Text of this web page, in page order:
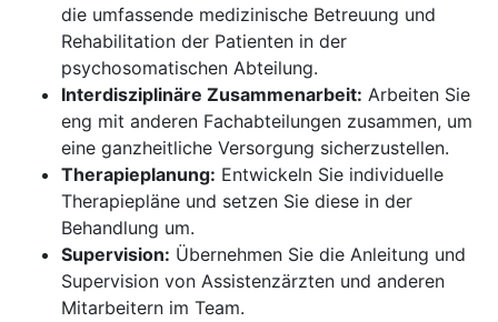
die umfassende medizinische Betreuung und
Rehabilitation der Patienten in der
psychosomatischen Abteilung.
Interdisziplinäre Zusammenarbeit: Arbeiten Sie
eng mit anderen Fachabteilungen zusammen, um
eine ganzheitliche Versorgung sicherzustellen.
Therapieplanung: Entwickeln Sie individuelle
Therapiepläne und setzen Sie diese in der
Behandlung um.
Supervision: Übernehmen Sie die Anleitung und
Supervision von Assistenzärzten und anderen
Mitarbeitern im Team.